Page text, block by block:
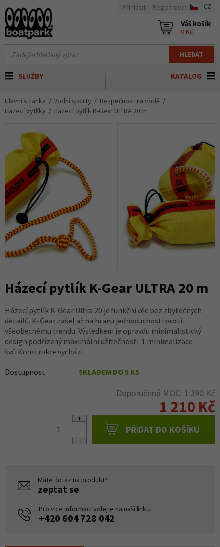
HLEDAT
Přihlásit Registrovat CZ
Váš košík
0 Kč
KATALOG
SLUŽBY
Hlavní stránka Vodní sporty
Bezpečnost na vodě
Házecí pytlíky
Házecí pytlík K-Gear ULTRA 20 m
Házecí pytlík K-Gear ULTRA 20 m
Házecí pytlík K-Gear Ultra 20 je funkční věc bez zbytečných
detailů. K-Gear zašel až na hranu jednoduchosti proti
všeobecnému trendu. Výsledkem je opravdu minimalistický
design podřízený maximální užitečnosti. 1.minimalizace
švů Konstrukce vychází ...
Dostupnost SKLADEM DO 5 KS
Doporučená MOC: 1 390 Kč
1 210 Kč
PŘIDAT DO KOŠÍKU
Máte dotaz na produkt?
zeptat se
Pro více informací volejte na naší linku.
+420 604 728 042